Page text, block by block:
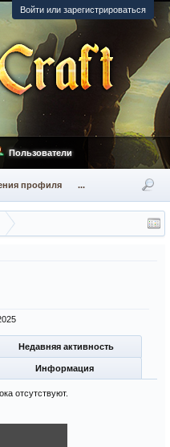
Войти или зарегистрироваться
Недавняя активность
Информация
отсутствуют.
Пользователи
профиля ...